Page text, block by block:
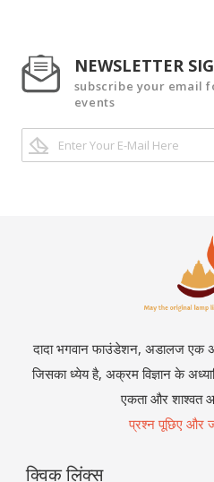
NEWSLETTER
subscribe your email
events
दादा भगवान फाउंडेशन, अडालज एक
जिसका ध्येय है, अक्रम विज्ञान के
एकता और शाश्वत
प्रश्न पूछिए और
क्विक लिंक्स